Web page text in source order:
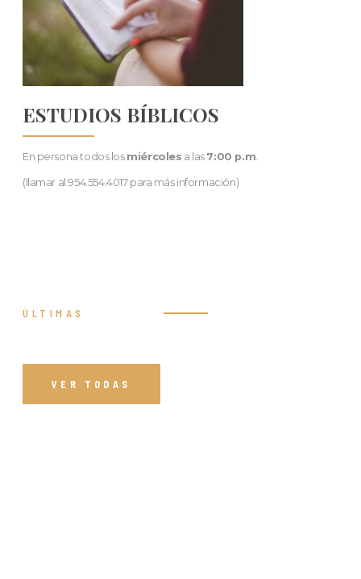
ESTUDIOS BÍBLICOS
En persona todos los miércoles a las 7:00 p.m.
(llamar al 954.554.4017 para más información)
ÚLTIMAS
VER TODAS